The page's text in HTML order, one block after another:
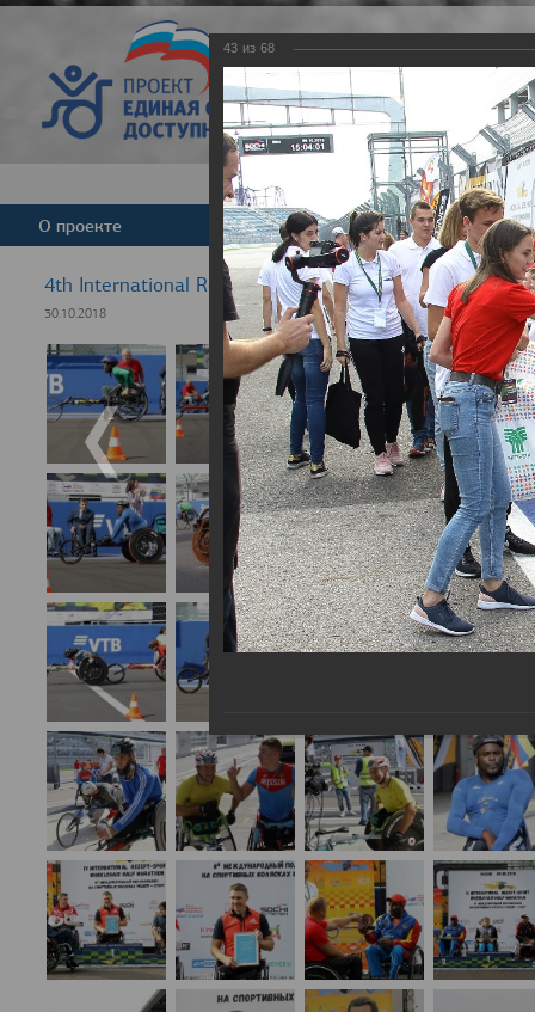
Версия для
О проекте Команда Новости
4th International Rezept-Sport Wheelchair Half
30.10.2018
43 из 68